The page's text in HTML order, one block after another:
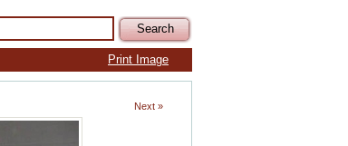
Print Image
Next »